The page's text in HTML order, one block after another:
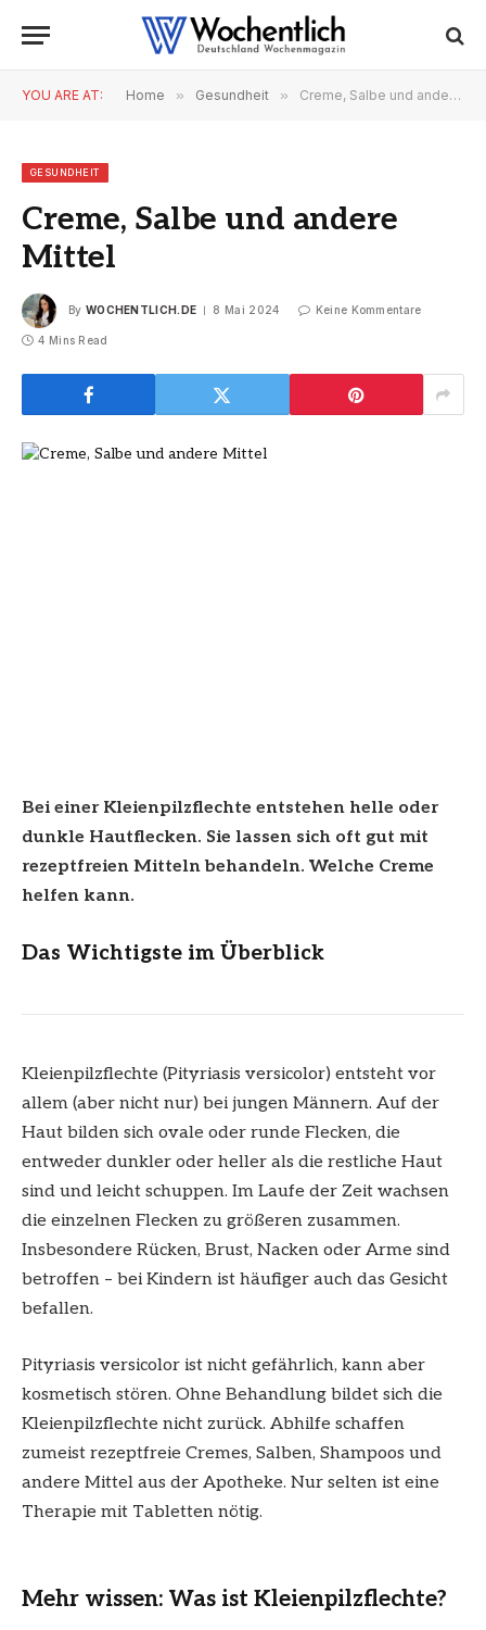
YOU ARE AT: Home » Gesundheit » Creme, Salbe und andere Mittel
GESUNDHEIT
Creme, Salbe und andere
Mittel
By WOCHENTLICH.DE 8 Mai 2024 Keine Kommentare
4 Mins Read
Bei einer Kleienpilzflechte entstehen helle oder
dunkle Hautflecken. Sie lassen sich oft gut mit
rezeptfreien Mitteln behandeln. Welche Creme
helfen kann.
Das Wichtigste im Überblick
Kleienpilzflechte (Pityriasis versicolor) entsteht vor
allem (aber nicht nur) bei jungen Männern. Auf der
Haut bilden sich ovale oder runde Flecken, die
entweder dunkler oder heller als die restliche Haut
sind und leicht schuppen. Im Laufe der Zeit wachsen
die einzelnen Flecken zu größeren zusammen.
Insbesondere Rücken, Brust, Nacken oder Arme sind
betroffen – bei Kindern ist häufiger auch das Gesicht
befallen.
Pityriasis versicolor ist nicht gefährlich, kann aber
kosmetisch stören. Ohne Behandlung bildet sich die
Kleienpilzflechte nicht zurück. Abhilfe schaffen
zumeist rezeptfreie Cremes, Salben, Shampoos und
andere Mittel aus der Apotheke. Nur selten ist eine
Therapie mit Tabletten nötig.
Mehr wissen: Was ist Kleienpilzflechte?